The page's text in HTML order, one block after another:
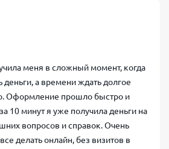
меня в сложный момент, когда
деньги, а времени ждать долгое
Оформление прошло быстро и
10 минут я уже получила деньги на
вопросов и справок. Очень
делать онлайн, без визитов в